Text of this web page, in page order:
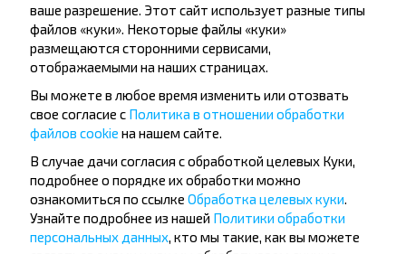
(2) 4,0(16)
+262
261.86 BYN
Чт, 6.08
22:30 Белосток Bialystok, bus station
17ч 25 мин
Организованная пересадка Краков,
ожидание 1 час 30 мин
ваше разрешение. Этот сайт использует разные типы
файлов «куки». Некоторые файлы «куки»
размещаются сторонними сервисами,
отображаемыми на наших страницах.
Вы можете в любое время изменить или отозвать
свое согласие с Политика в отношении обработки
файлов cookie на нашем сайте.
В случае дачи согласия с обработкой целевых Куки,
подробнее о порядке их обработки можно
ознакомиться по ссылке Обработка целевых куки.
Узнайте подробнее из нашей Политики обработки
персональных данных, кто мы такие, как вы можете